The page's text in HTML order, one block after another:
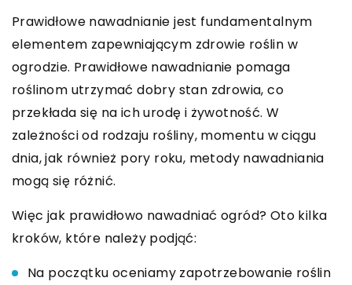
Prawidłowe nawadnianie jest fundamentalnym
elementem zapewniającym zdrowie roślin w
ogrodzie. Prawidłowe nawadnianie pomaga
roślinom utrzymać dobry stan zdrowia, co
przekłada się na ich urodę i żywotność. W
zależności od rodzaju rośliny, momentu w ciągu
dnia, jak również pory roku, metody nawadniania
mogą się różnić.
Więc jak prawidłowo nawadniać ogród? Oto kilka
kroków, które należy podjąć:
Na początku oceniamy zapotrzebowanie roślin